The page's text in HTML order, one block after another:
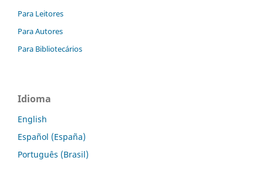
Para Leitores
Para Autores
Para Bibliotecários
Idioma
English
Español (España)
Português (Brasil)